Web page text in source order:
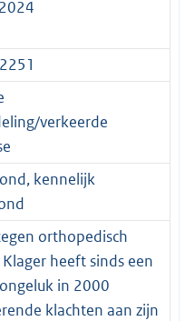
verkeerde
kennelijk
orthopedisch
heeft sinds een
in 2000
klachten aan zijn